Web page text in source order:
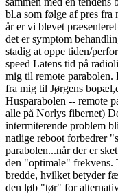
bl.a som følge af pres
år er vi blevet
det er symptom
stadig at oppe tiden/
speed Latens tid på
mig til remote
fra mig til Jørgens
Husparabolen -- remote
alle på Norlys fibernet)
intermiterende problem
natlige reboot forbedrer
parabolen...når der er
den "optimale" frekvens.
bredde, hvilket betyder
den løb "tør" for